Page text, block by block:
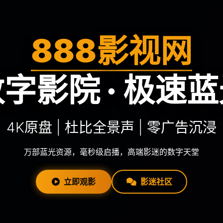
888影视网
影院 · 极速
4K原盘 | 杜比全景声 | 零广告沉浸
万部蓝光资源，毫秒级启播，高端影迷的数字天堂
立即观影 影迷社区